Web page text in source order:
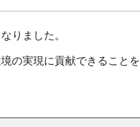
りました。
の実現に貢献できること